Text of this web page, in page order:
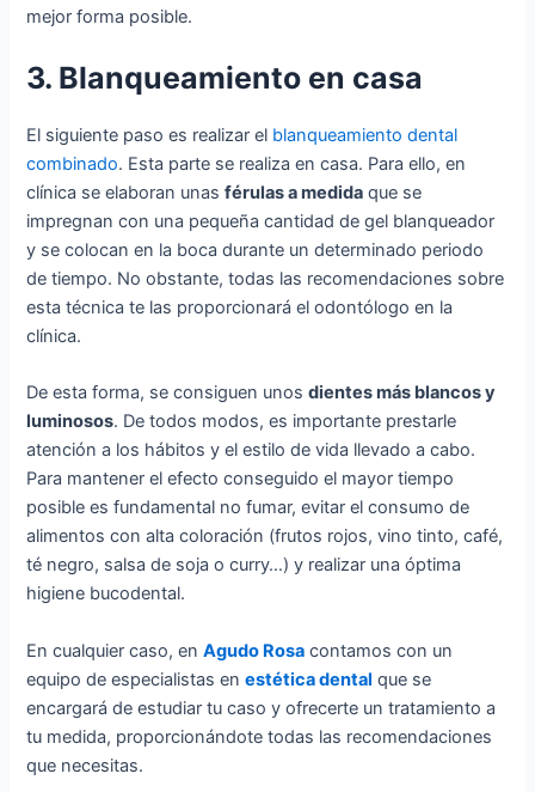
mejor forma posible.
3. Blanqueamiento en casa
El siguiente paso es realizar el blanqueamiento dental
combinado. Esta parte se realiza en casa. Para ello, en
clínica se elaboran unasférulas a medida que se
impregnan con una pequeña cantidad de gel blanqueador
y se colocan en la boca durante un determinado periodo
de tiempo. No obstante, todas las recomendaciones sobre
esta técnica te las proporcionará el odontólogo en la
clínica.
De esta forma, se consiguen unosdientes más blancos y
luminosos. De todos modos, es importante prestarle
atención a los hábitos y el estilo de vida llevado a cabo.
Para mantener el efecto conseguido el mayor tiempo
posible es fundamental no fumar, evitar el consumo de
alimentos con alta coloración (frutos rojos, vino tinto, café,
té negro, salsa de soja o curry…) y realizar una óptima
higiene bucodental.
En cualquier caso, enAgudo Rosa contamos con un
equipo de especialistas enestética dental que se
encargará de estudiar tu caso y ofrecerte un tratamiento a
tu medida, proporcionándote todas las recomendaciones
que necesitas.